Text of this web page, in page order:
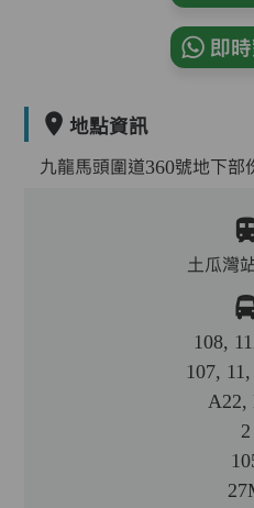
即
地點資訊
九龍馬頭圍道360號地下部
土瓜灣
108,
107,
A22,
2